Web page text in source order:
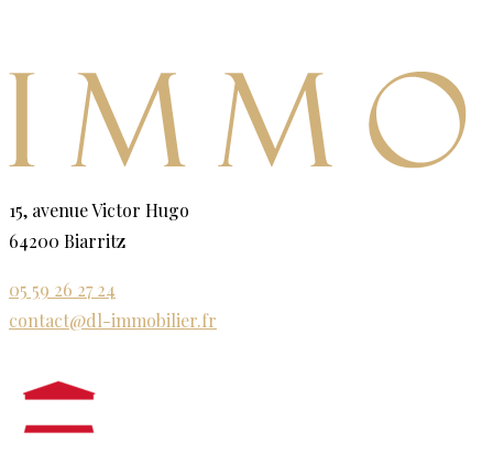
15, avenue Victor Hugo
64200 Biarritz
05 59 26 27 24
contact@dl-immobilier.fr